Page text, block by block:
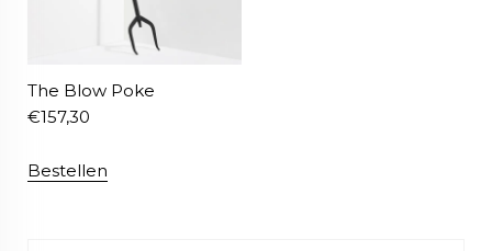
The Blow Poke
€157,30
Bestellen